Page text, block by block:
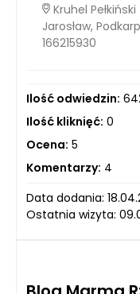
Kruhel
Jarosław,
166215930
Ilość odwiedzin:
Ilość kliknięć: 0
Ocena: 5
Komentarzy: 4
Data dodania:
Ostatnia wizyta: